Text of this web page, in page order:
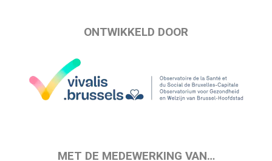
ONTWIKKELD DOOR
MET DE MEDEWERKING VAN…